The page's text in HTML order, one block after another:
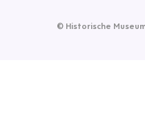
© Historische